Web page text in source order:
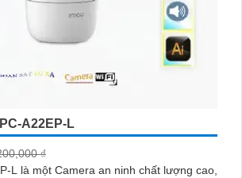
A22EP-L
₫
L là một Camera an ninh chất lượng cao,